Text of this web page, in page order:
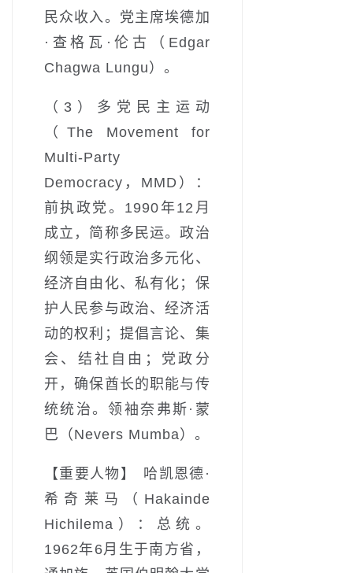
民众收入。党主席埃德加
·查格瓦·伦古（Edgar
Chagwa Lungu）。
（3）多党民主运动
（The Movement for
Multi-Party
Democracy，MMD）：
前执政党。1990年12月
成立，简称多民运。政治
纲领是实行政治多元化、
经济自由化、私有化；保
护人民参与政治、经济活
动的权利；提倡言论、集
会、结社自由；党政分
开，确保酋长的职能与传
统统治。领袖奈弗斯·蒙
巴（Nevers Mumba）。
【重要人物】 哈凯恩德·
希奇莱马（Hakainde
Hichilema）：总统。
1962年6月生于南方省，